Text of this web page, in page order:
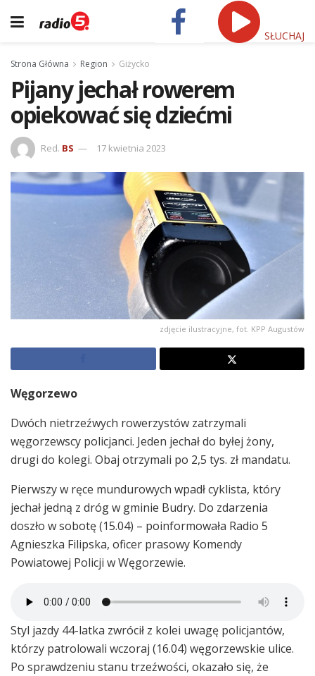
SŁUCHAJ
Strona Główna Region Giżycko
Pijany jechał rowerem
opiekować się dziećmi
Red. BS 17 kwietnia 2023
zdjęcie ilustracyjne, fot. KPP Augustów
Węgorzewo
Dwóch nietrzeźwych rowerzystów zatrzymali
węgorzewscy policjanci. Jeden jechał do byłej żony,
drugi do kolegi. Obaj otrzymali po 2,5 tys. zł mandatu.
Pierwszy w ręce mundurowych wpadł cyklista, który
jechał jedną z dróg w gminie Budry. Do zdarzenia
doszło w sobotę (15.04) – poinformowała Radio 5
Agnieszka Filipska, oficer prasowy Komendy
Powiatowej Policji w Węgorzewie.
Styl jazdy 44-latka zwrócił z kolei uwagę policjantów,
którzy patrolowali wczoraj (16.04) węgorzewskie ulice.
Po sprawdzeniu stanu trzeźwości, okazało się, że